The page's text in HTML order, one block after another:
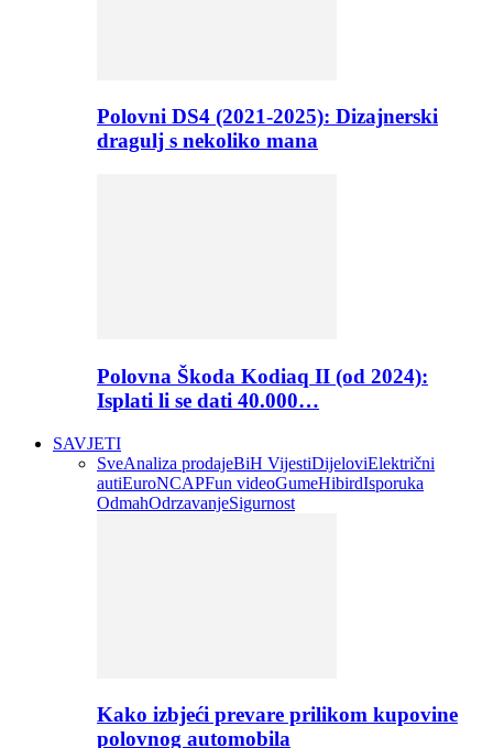
Polovni DS4 (2021-2025): Dizajnerski
dragulj s nekoliko mana
Polovna Škoda Kodiaq II (od 2024):
Isplati li se dati 40.000…
SAVJETI
SveAnaliza prodajeBiH VijestiDijeloviElektrični
autiEuroNCAPFun videoGumeHibirdIsporuka
OdmahOdrzavanjeSigurnost
Kako izbjeći prevare prilikom kupovine
polovnog automobila